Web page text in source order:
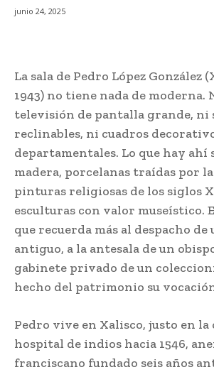
junio 24, 2025
La sala de Pedro López González
1943) no tiene nada de moderna.
televisión de pantalla grande, ni
reclinables, ni cuadros
departamentales. Lo que hay
madera, porcelanas traídas por
pinturas religiosas de los siglos
esculturas con valor museístico.
que recuerda más al despacho de
antiguo, a la antesala de un
gabinete privado de un
hecho del patrimonio su
Pedro vive en Xalisco, justo en la
hospital de indios hacia 1546,
franciscano fundado seis años